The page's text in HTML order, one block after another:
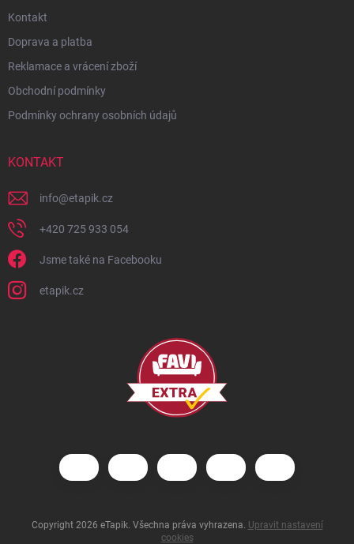
Kontakt
Doprava a platba
Reklamace a vrácení zboží
Obchodní podmínky
Podmínky ochrany osobních údajů
KONTAKT
info@etapik.cz
+420 725 933 054
Jsme také na Facebooku
etapik.cz
Copyright 2026 eTapik. Všechna práva vyhrazena. Upravit nastavení
cookies